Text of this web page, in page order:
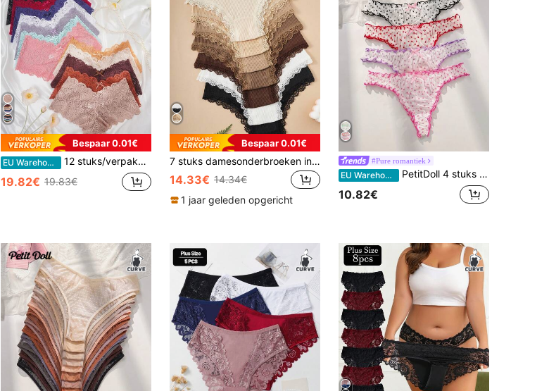
Bespaar 0.01€
EU Warehouse 12 stuks/verpakking Plus Size Sexy Kanten Slips voor Dames
19.82€ 19.83€
Bespaar 0.01€
7 stuks damesonderbroeken in grote maten met bloemenprint en contrasterende kanten rand, voor haar
14.33€ 14.34€
1 jaar geleden opgericht
#Pure romantiek
EU Warehouse PetitDoll 4 stuks plus size schattige hartvormige ruches strik driehoekige slips
10.82€